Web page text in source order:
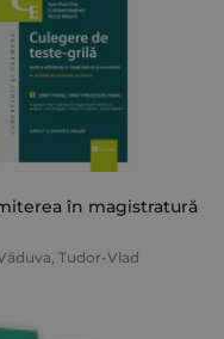
în magistratură
, Tudor-Vlad